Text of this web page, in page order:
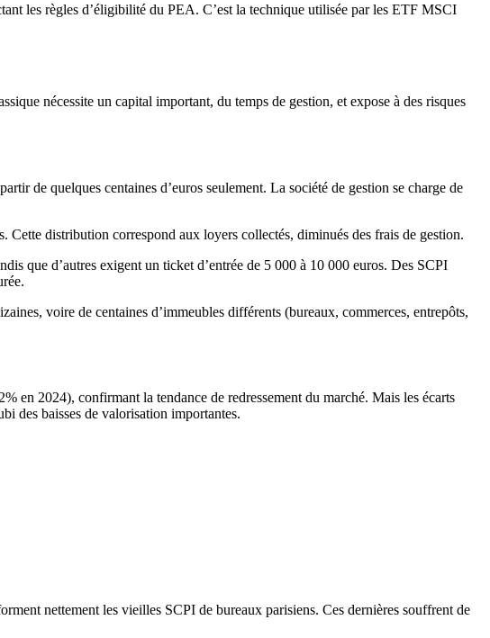
les règles d’éligibilité du PEA. C’est la technique utilisée par les ETF MSCI
nécessite un capital important, du temps de gestion, et expose à des risques
de quelques centaines d’euros seulement. La société de gestion se charge de
Cette distribution correspond aux loyers collectés, diminués des frais de gestion.
que d’autres exigent un ticket d’entrée de 5 000 à 10 000 euros. Des SCPI
voire de centaines d’immeubles différents (bureaux, commerces, entrepôts,
en 2024), confirmant la tendance de redressement du marché. Mais les écarts
des baisses de valorisation importantes.
nettement les vieilles SCPI de bureaux parisiens. Ces dernières souffrent de